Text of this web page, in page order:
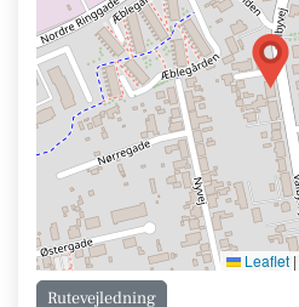
Leaflet |
Rutevejledning